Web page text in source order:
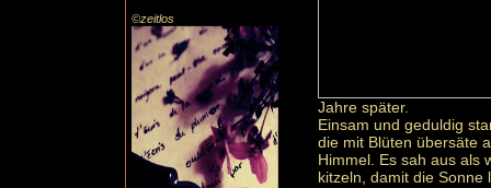
©zeitlos
Jahre später.
Einsam und geduldig
die mit Blüten übersäte
Himmel. Es sah aus als
kitzeln, damit die Sonne